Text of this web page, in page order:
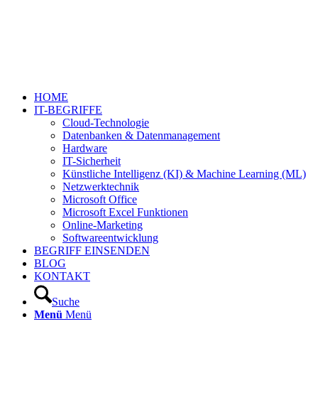
HOME
IT-BEGRIFFE
Cloud-Technologie
Datenbanken & Datenmanagement
Hardware
IT-Sicherheit
Künstliche Intelligenz (KI) & Machine Learning (ML)
Netzwerktechnik
Microsoft Office
Microsoft Excel Funktionen
Online-Marketing
Softwareentwicklung
BEGRIFF EINSENDEN
BLOG
KONTAKT
Suche
Menü Menü